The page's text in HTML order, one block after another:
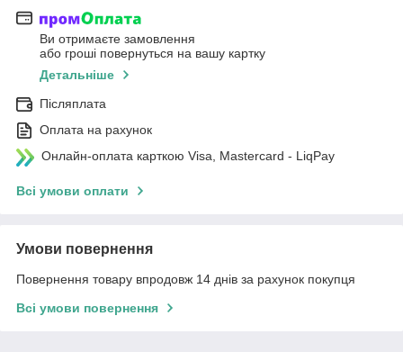
Ви отримаєте замовлення
або гроші повернуться на вашу картку
Детальніше
Післяплата
Оплата на рахунок
Онлайн-оплата карткою Visa, Mastercard - LiqPay
Всі умови оплати
Умови повернення
Повернення товару впродовж 14 днів за рахунок покупця
Всі умови повернення